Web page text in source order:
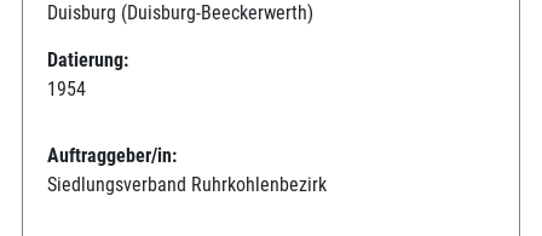
Duisburg (Duisburg-Beeckerwerth)
Datierung:
1954
Auftraggeber/in:
Siedlungsverband Ruhrkohlenbezirk